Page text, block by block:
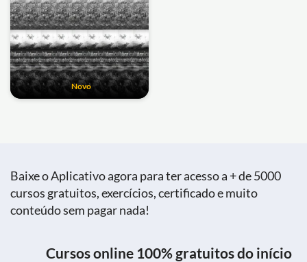
Novo
Baixe o Aplicativo agora para ter acesso a + de 5000
cursos gratuitos, exercícios, certificado e muito
conteúdo sem pagar nada!
Cursos online 100% gratuitos do início